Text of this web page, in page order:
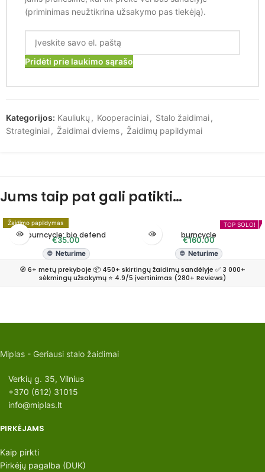
(priminimas neužtikrina užsakymo pas tiekėją).
Pridėti prie laukimo sąrašo
Kategorijos: Kauliukų , Kooperaciniai, Stalo žaidimai,
Strateginiai, Žaidimai dviems, Žaidimų papildymai
Jums taip pat gali patikti…
Žaidimo papildymas
burncycle: bio defend
€35.00
Neturime
TOP SOLO!
burncycle
€160.00
Neturime
🧭 6+ metų prekyboje 📦 450+ skirtingų žaidimų sandėlyje ✅ 3 000+
sėkmingų užsakymų ⭐ 4.9/5 įvertinimas (280+ Reviews)
Miplas - Geriausi stalo žaidimai
Verkių g. 35, Vilnius
+370 (612) 31015
info@miplas.lt
PIRKĖJAMS
Kaip pirkti
Pirkėjų pagalba (DUK)